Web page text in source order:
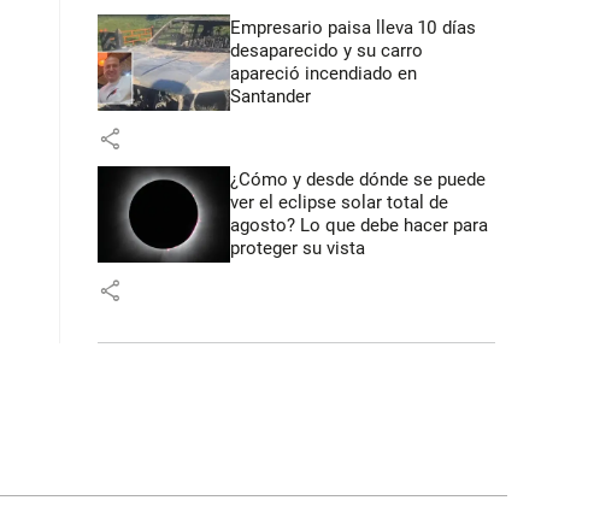
Empresario paisa lleva 10 días
desaparecido y su carro
apareció incendiado en
Santander
share
¿Cómo y desde dónde se puede
ver el eclipse solar total de
agosto? Lo que debe hacer para
proteger su vista
share